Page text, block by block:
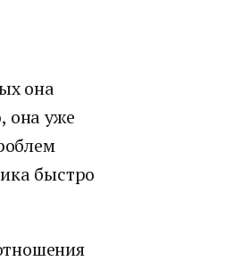
она
она уже
быстро